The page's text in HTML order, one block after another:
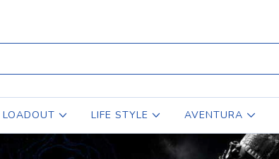
LOADOUT LIFE STYLE AVENTURA